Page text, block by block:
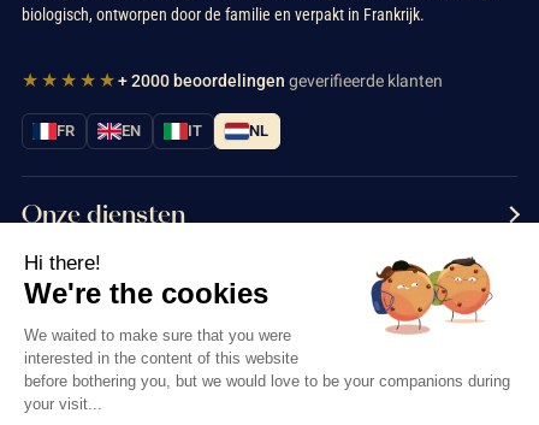
biologisch, ontworpen door de familie en verpakt in Frankrijk.
★★★★★+ 2000 beoordelingen geverifieerde klanten
FR EN IT NL
Onze diensten
Informatie
Neem contact met ons op
Hi there!
We're the cookies
We waited to make sure that you were
interested in the content of this website
before bothering you, but we would love to be your companions during
your visit...